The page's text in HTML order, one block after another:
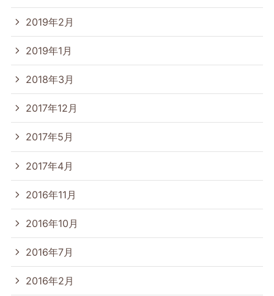
2019年2月
2019年1月
2018年3月
2017年12月
2017年5月
2017年4月
2016年11月
2016年10月
2016年7月
2016年2月